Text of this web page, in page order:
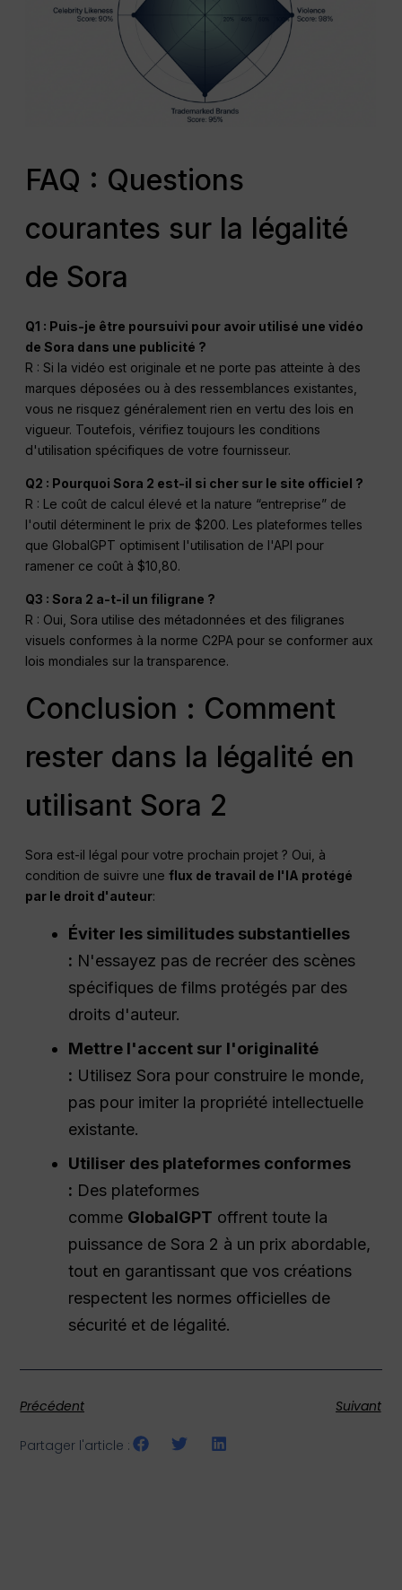
FAQ : Questions
courantes sur la légalité
de Sora
Q1 : Puis-je être poursuivi pour avoir utilisé une vidéo
de Sora dans une publicité ?
R : Si la vidéo est originale et ne porte pas atteinte à des
marques déposées ou à des ressemblances existantes,
vous ne risquez généralement rien en vertu des lois en
vigueur. Toutefois, vérifiez toujours les conditions
d'utilisation spécifiques de votre fournisseur.
Q2 : Pourquoi Sora 2 est-il si cher sur le site officiel ?
R : Le coût de calcul élevé et la nature “entreprise” de
l'outil déterminent le prix de $200. Les plateformes telles
que GlobalGPT optimisent l'utilisation de l'API pour
ramener ce coût à $10,80.
Q3 : Sora 2 a-t-il un filigrane ?
R : Oui, Sora utilise des métadonnées et des filigranes
visuels conformes à la norme C2PA pour se conformer aux
lois mondiales sur la transparence.
Conclusion : Comment
rester dans la légalité en
utilisant Sora 2
Sora est-il légal pour votre prochain projet ? Oui, à
condition de suivre uneflux de travail de l'IA protégé
par le droit d'auteur:
Éviter les similitudes substantielles
: N'essayez pas de recréer des scènes
spécifiques de films protégés par des
droits d'auteur.
Mettre l'accent sur l'originalité
: Utilisez Sora pour construire le monde,
pas pour imiter la propriété intellectuelle
existante.
Utiliser des plateformes conformes
: Des plateformes
comme GlobalGPT offrent toute la
puissance de Sora 2 à un prix abordable,
tout en garantissant que vos créations
respectent les normes officielles de
sécurité et de légalité.
Précédent Suivant
Partager l'article :